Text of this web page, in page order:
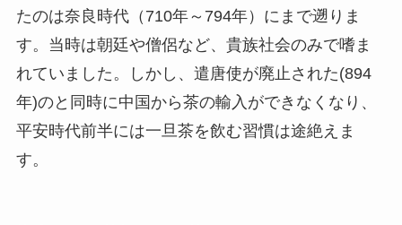
たのは奈良時代（710年～794年）にまで遡りま
す。当時は朝廷や僧侶など、貴族社会のみで嗜ま
れていました。しかし、遣唐使が廃止された(894
年)のと同時に中国から茶の輸入ができなくなり、
平安時代前半には一旦茶を飲む習慣は途絶えま
す。